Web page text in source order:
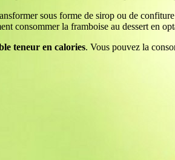
sous forme de sirop ou de
consommer la framboise au dessert en
teneur en calories. Vous pouvez la